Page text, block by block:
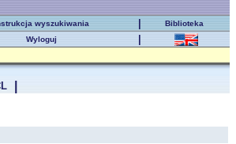
wyszukiwania
Biblioteka
Wyloguj